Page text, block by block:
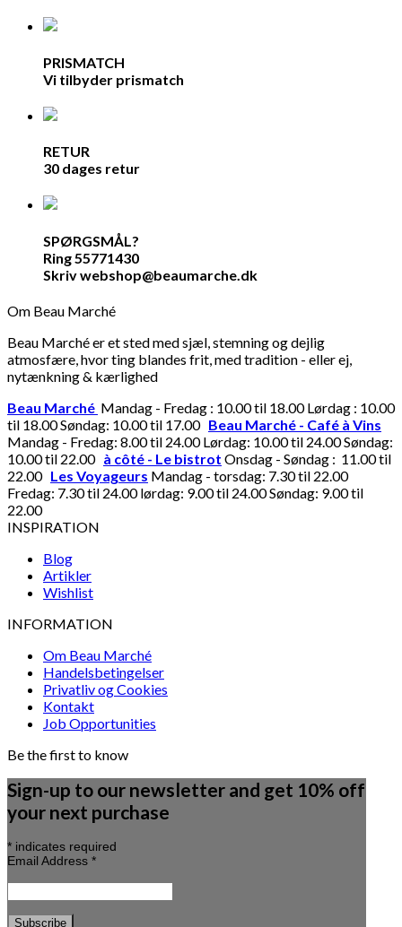
PRISMATCH
Vi tilbyder prismatch
RETUR
30 dages retur
SPØRGSMÅL?
Ring 55771430
Skriv webshop@beaumarche.dk
Om Beau Marché
Beau Marché er et sted med sjæl, stemning og dejlig
atmosfære, hvor ting blandes frit, med tradition - eller ej,
nytænkning & kærlighed
Beau Marché Mandag - Fredag : 10.00 til 18.00 Lørdag : 10.00
til 18.00 Søndag: 10.00 til 17.00 Beau Marché - Café à Vins
Mandag - Fredag: 8.00 til 24.00 Lørdag: 10.00 til 24.00 Søndag:
10.00 til 22.00 à côté - Le bistrot Onsdag - Søndag : 11.00 til
22.00 Les Voyageurs Mandag - torsdag: 7.30 til 22.00
Fredag: 7.30 til 24.00 lørdag: 9.00 til 24.00 Søndag: 9.00 til
22.00
INSPIRATION
Blog
Artikler
Wishlist
INFORMATION
Om Beau Marché
Handelsbetingelser
Privatliv og Cookies
Kontakt
Job Opportunities
Be the first to know
Sign-up to our newsletter and get 10% off
your next purchase
* indicates required
Email Address *